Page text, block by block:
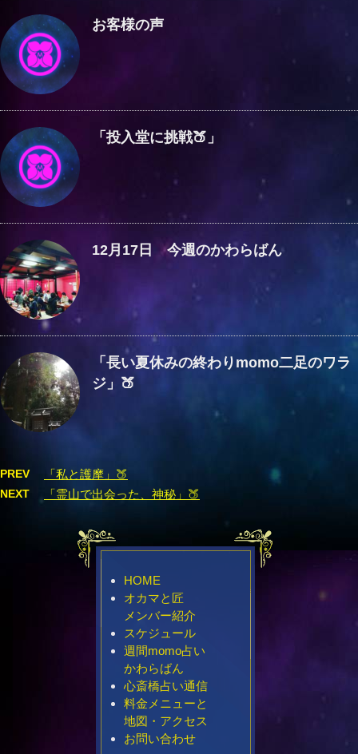
お客様の声
「投入堂に挑戦🍑」
12月17日 今週のかわらばん
「長い夏休みの終わりmomo二足のワラ
ジ」🍑
PREV 「私と護摩」🍑
NEXT 「霊山で出会った、神秘」🍑
HOME
オカマと匠
メンバー紹介
スケジュール
週間momo占い
かわらばん
心斎橋占い通信
料金メニューと
地図・アクセス
お問い合わせ